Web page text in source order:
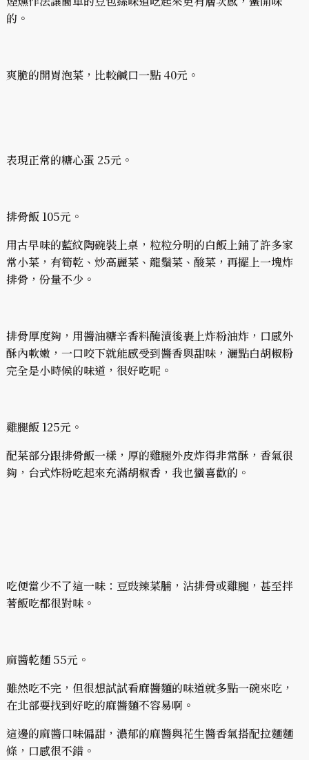
的。
爽脆的開胃泡菜，比較鹹口一點 40元。
表現正常的糖心蛋 25元。
排骨飯 105元。
用古早味的藍紋陶碗裝上桌，粒粒分明的白飯上鋪了許多家
常小菜，有筍乾、炒高麗菜、龍鬚菜、酸菜，再擺上一塊炸
排骨，份量不少。
排骨厚度夠，用醬油糖辛香料醃漬後裹上炸粉油炸，口感外
酥內軟嫩，一口咬下就能感受到醬香與甜味，灑點白胡椒粉
完全是小時候的味道，很好吃呢。
雞腿飯 125元。
配菜部分跟排骨飯一樣，厚的雞腿外皮炸得非常酥，香氣很
夠，台式炸粉吃起來充滿胡椒香，我也蠻喜歡的。
吃便當少不了這一味：豆豉辣菜脯，沾排骨或雞腿，甚至拌
著飯吃都很對味。
麻醬乾麵 55元。
雖然吃不完，但很想試試看麻醬麵的味道就多點一碗來吃，
在北部要找到好吃的麻醬麵不容易啊。
這邊的麻醬口味偏甜，濃郁的麻醬與花生醬香氣搭配拉麵麵
條，口感很不錯。